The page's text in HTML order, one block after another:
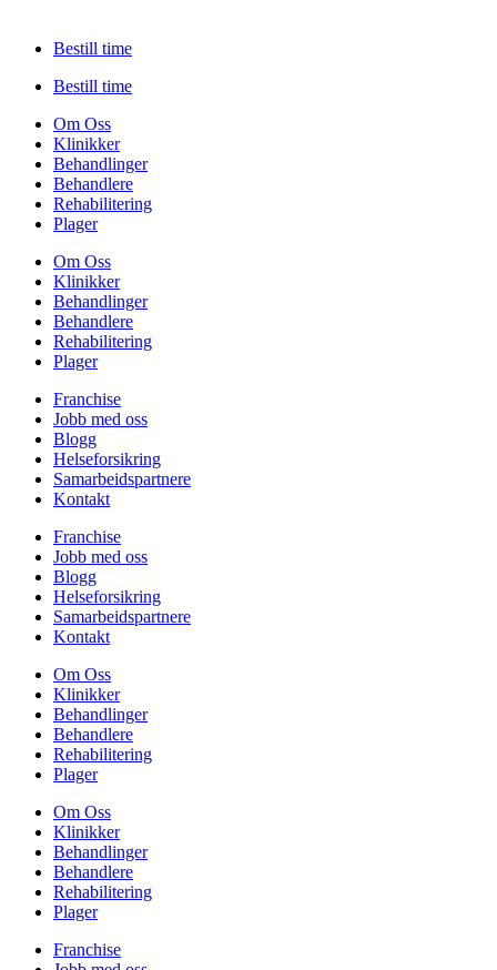
Bestill time
Bestill time
Om Oss
Klinikker
Behandlinger
Behandlere
Rehabilitering
Plager
Om Oss
Klinikker
Behandlinger
Behandlere
Rehabilitering
Plager
Franchise
Jobb med oss
Blogg
Helseforsikring
Samarbeidspartnere
Kontakt
Franchise
Jobb med oss
Blogg
Helseforsikring
Samarbeidspartnere
Kontakt
Om Oss
Klinikker
Behandlinger
Behandlere
Rehabilitering
Plager
Om Oss
Klinikker
Behandlinger
Behandlere
Rehabilitering
Plager
Franchise